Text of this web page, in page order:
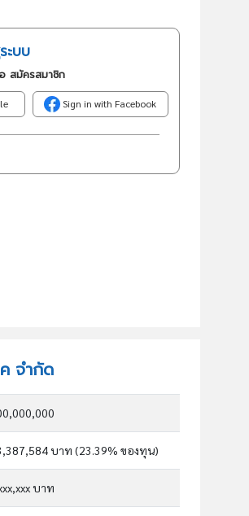
ะบบ
สมัครสมาชิก
Sign in with Facebook
จำกัด
บาท (23.39% ของทุน)
บาท